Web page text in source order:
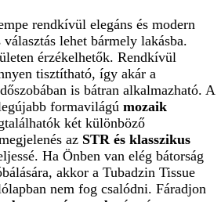
rendkívül elegáns és modern
lehet bármely lakásba.
érzékelhetők. Rendkívül
tisztítható, így akár a
is bátran alkalmazható. A
formavilágú mozaik
két különböző
az STR és klasszikus
Ha Önben van elég bátorság
akkor a Tubadzin Tissue
nem fog csalódni. Fáradjon